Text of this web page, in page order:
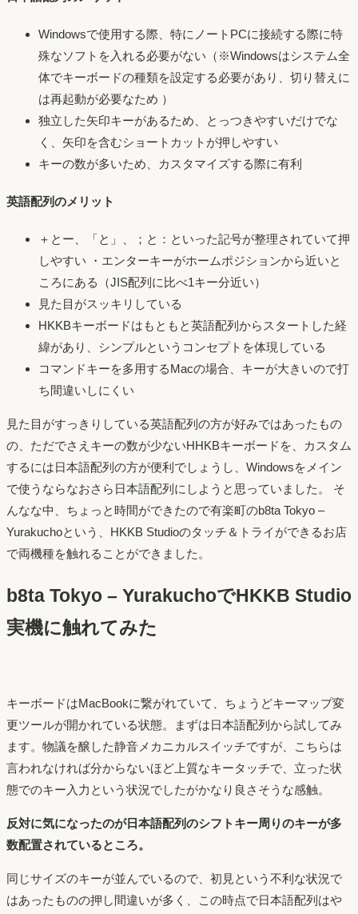
Windowsで使用する際、特にノートPCに接続する際に特
殊なソフトを入れる必要がない（※Windowsはシステム全
体でキーボードの種類を設定する必要があり、切り替えに
は再起動が必要なため ）
独立した矢印キーがあるため、とっつきやすいだけでな
く、矢印を含むショートカットが押しやすい
キーの数が多いため、カスタマイズする際に有利
英語配列のメリット
＋とー、「と」、；と：といった記号が整理されていて押
しやすい ・エンターキーがホームポジションから近いと
ころにある（JIS配列に比べ1キー分近い）
見た目がスッキリしている
HKKBキーボードはもともと英語配列からスタートした経
緯があり、シンプルというコンセプトを体現している
コマンドキーを多用するMacの場合、キーが大きいので打
ち間違いしにくい
見た目がすっきりしている英語配列の方が好みではあったもの
の、ただでさえキーの数が少ないHHKBキーボードを、カスタム
するには日本語配列の方が便利でしょうし、Windowsをメイン
で使うならなおさら日本語配列にしようと思っていました。 そ
んなな中、ちょっと時間ができたので有楽町のb8ta Tokyo –
Yurakuchoという、HKKB Studioのタッチ＆トライができるお店
で両機種を触れることができました。
b8ta Tokyo – YurakuchoでHKKB Studio
実機に触れてみた
キーボードはMacBookに繋がれていて、ちょうどキーマップ変
更ツールが開かれている状態。まずは日本語配列から試してみ
ます。物議を醸した静音メカニカルスイッチですが、こちらは
言われなければ分からないほど上質なキータッチで、立った状
態でのキー入力という状況でしたがかなり良さそうな感触。
反対に気になったのが日本語配列のシフトキー周りのキーが多
数配置されているところ。
同じサイズのキーが並んでいるので、初見という不利な状況で
はあったものの押し間違いが多く、この時点で日本語配列はや